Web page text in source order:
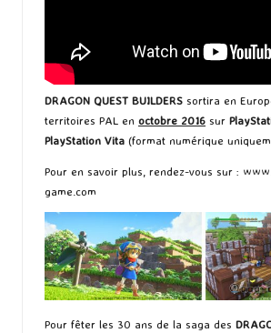
DRAGON QUEST BUILDERS sortira en
territoires PAL en octobre 2016 sur
PlayStation Vita (format numérique
Pour en savoir plus, rendez-vous sur :
game.com
Pour fêter les 30 ans de la saga des